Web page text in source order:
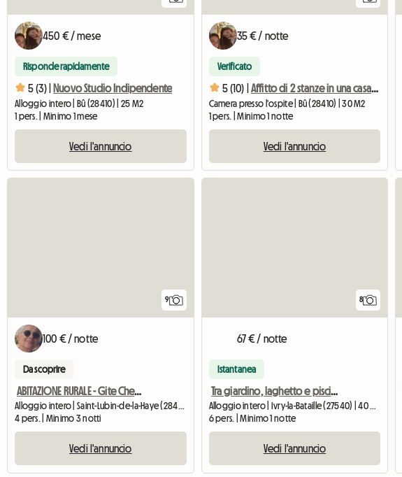
450 € / mese
Risponde rapidamente
5 (3) | Nuovo Studio Indipendente
Alloggio intero | Bû (28410) | 25 M2
1 pers. | Minimo 1 mese
Vedi l'annuncio
35 € / notte
Verificato
5 (10) | Affitto di 2 stanze in una casa con weekend all-inclusive
Camera presso l'ospite | Bû (28410) | 30 M2
1 pers. | Minimo 1 notte
Vedi l'annuncio
9
100 € / notte
Da scoprire
ABITAZIONE RURALE - Gite Chez Flo
Alloggio intero | Saint-Lubin-de-la-Haye (28410) | 80 M2
4 pers. | Minimo 3 notti
Vedi l'annuncio
8
67 € / notte
Istantanea
Tra giardino, laghetto e piscina (campi da tennis, campo da golf...)
Alloggio intero | Ivry-la-Bataille (27540) | 40 M2
6 pers. | Minimo 1 notte
Vedi l'annuncio